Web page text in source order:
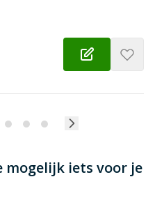
mogelijk iets voor je